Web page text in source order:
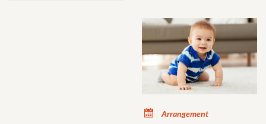
x Arrangement